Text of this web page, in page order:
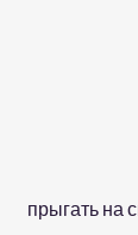
прыгать на